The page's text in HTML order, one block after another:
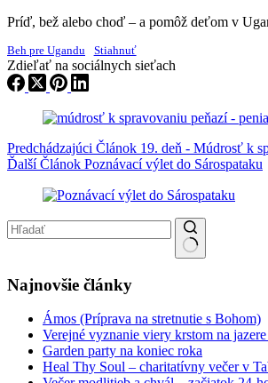
Príď, bež alebo choď – a pomôž deťom v
Beh pre Ugandu Stiahnuť
Zdieľať na sociálnych sieťach
Predchádzajúci Článok 19. deň - Múdrosť k
ĎalšíČlánok Poznávací výlet do Sárospataku
Najnovšie články
Ámos (Príprava na stretnutie s Bohom)
Verejné vyznanie viery krstom na
Garden party na koniec roka
Heal Thy Soul – charitatívny večer v